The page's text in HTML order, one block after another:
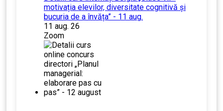
motivația elevilor, diversitate cognitivă și
bucuria de a învăța” - 11 aug.
11 aug. 26
Zoom